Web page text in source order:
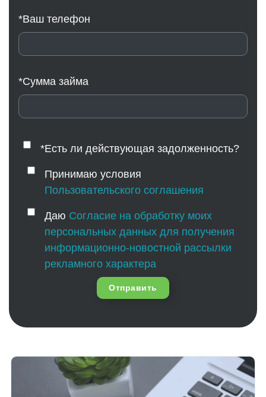
*Ваш телефон
*Сумма займа
*Есть ли действующая задолженность?
Принимаю условия
Пользовательского соглашения
Даю Согласие на обработку моих
персональных данных для получения
информационно-новостной рассылки
рекламного характера
Отправить